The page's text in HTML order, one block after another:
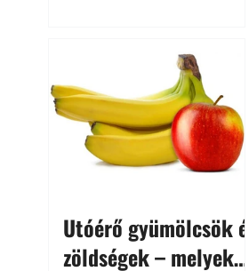
kertészkedés sokak számára
kikapcsolódást és feltöltődést
is jelent.
Utóérő gyümölcsök és
zöldségek – melyek